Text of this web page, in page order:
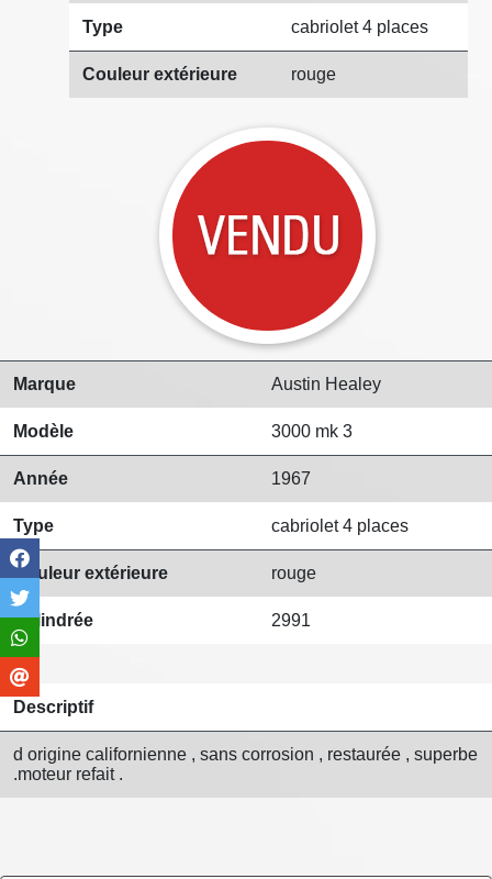
Type cabriolet 4 places
Couleur extérieure rouge
Marque Austin Healey
Modèle 3000 mk 3
Année 1967
Type cabriolet 4 places
Couleur extérieure rouge
Cylindrée 2991
Descriptif
d origine californienne , sans corrosion , restaurée , superbe
.moteur refait .